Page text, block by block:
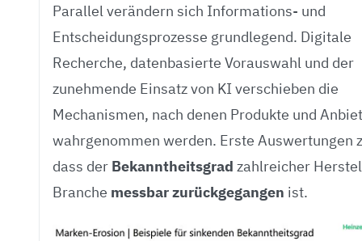
Parallel verändern sich Informations- und
Entscheidungsprozesse grundlegend. Digitale
Recherche, datenbasierte Vorauswahl und der
zunehmende Einsatz von KI verschieben die
Mechanismen, nach denen Produkte und
wahrgenommen werden. Erste Auswertungen
dass der Bekanntheitsgrad zahlreicher
Branche messbar zurückgegangen ist.